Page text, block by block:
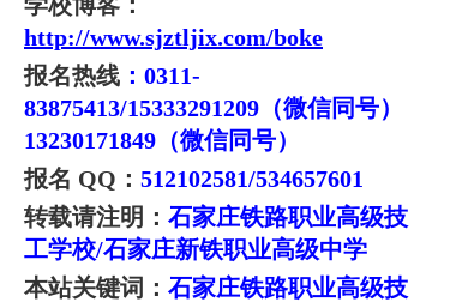
http://www.sjztljix.com/boke
报名热线 ：0311-
83875413/15333291209（微信同号）
13230171849（微信同号）
报名 QQ： 512102581/534657601
转载请注明： 石家庄铁路职业高级技
工学校/石家庄新铁职业高级中学
本站关键词： 石家庄铁路职业高级技